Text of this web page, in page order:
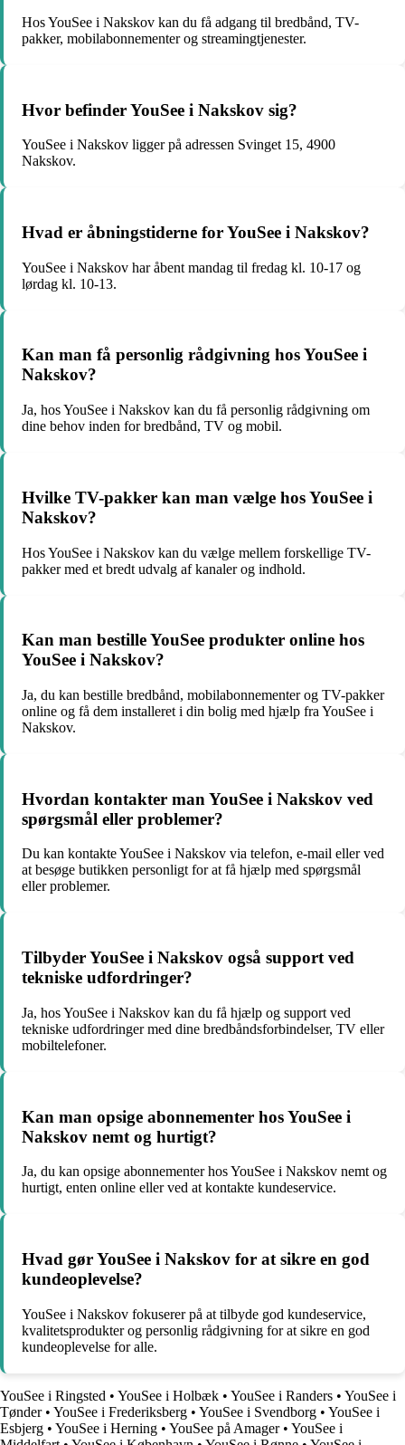
Hos YouSee i Nakskov kan du få adgang til bredbånd, TV-
pakker, mobilabonnementer og streamingtjenester.
Hvor befinder YouSee i Nakskov sig?
YouSee i Nakskov ligger på adressen Svinget 15, 4900
Nakskov.
Hvad er åbningstiderne for YouSee i Nakskov?
YouSee i Nakskov har åbent mandag til fredag kl. 10-17 og
lørdag kl. 10-13.
Kan man få personlig rådgivning hos YouSee i
Nakskov?
Ja, hos YouSee i Nakskov kan du få personlig rådgivning om
dine behov inden for bredbånd, TV og mobil.
Hvilke TV-pakker kan man vælge hos YouSee i
Nakskov?
Hos YouSee i Nakskov kan du vælge mellem forskellige TV-
pakker med et bredt udvalg af kanaler og indhold.
Kan man bestille YouSee produkter online hos
YouSee i Nakskov?
Ja, du kan bestille bredbånd, mobilabonnementer og TV-pakker
online og få dem installeret i din bolig med hjælp fra YouSee i
Nakskov.
Hvordan kontakter man YouSee i Nakskov ved
spørgsmål eller problemer?
Du kan kontakte YouSee i Nakskov via telefon, e-mail eller ved
at besøge butikken personligt for at få hjælp med spørgsmål
eller problemer.
Tilbyder YouSee i Nakskov også support ved
tekniske udfordringer?
Ja, hos YouSee i Nakskov kan du få hjælp og support ved
tekniske udfordringer med dine bredbåndsforbindelser, TV eller
mobiltelefoner.
Kan man opsige abonnementer hos YouSee i
Nakskov nemt og hurtigt?
Ja, du kan opsige abonnementer hos YouSee i Nakskov nemt og
hurtigt, enten online eller ved at kontakte kundeservice.
Hvad gør YouSee i Nakskov for at sikre en god
kundeoplevelse?
YouSee i Nakskov fokuserer på at tilbyde god kundeservice,
kvalitetsprodukter og personlig rådgivning for at sikre en god
kundeoplevelse for alle.
YouSee i Ringsted • YouSee i Holbæk • YouSee i Randers • YouSee i
Tønder• YouSee i Frederiksberg • YouSee i Svendborg • YouSee i
Esbjerg • YouSee i Herning • YouSee på Amager• YouSee i